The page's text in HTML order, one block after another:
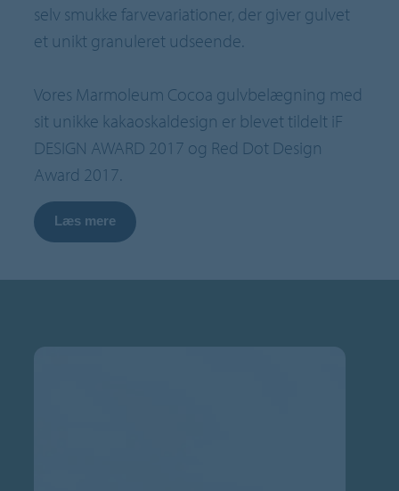
selv smukke farvevariationer, der giver gulvet
et unikt granuleret udseende.
Vores Marmoleum Cocoa gulvbelægning med
sit unikke kakaoskaldesign er blevet tildelt iF
DESIGN AWARD 2017 og Red Dot Design
Award 2017.
Læs mere